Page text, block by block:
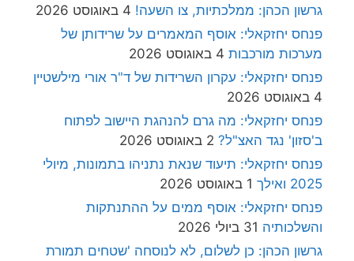
גרשון הכהן: ממלכתיות, צו השעה! 4 באוגוסט 2026
פנחס יחזקאלי: אוסף המאמרים על שרידותן של
מערכות מורכבות 4 באוגוסט 2026
פנחס יחזקאלי: עקרון השרידות של ד"ר אורי מילשטיין
4 באוגוסט 2026
פנחס יחזקאלי: מה גרם להנהגת היישוב לפתוח
ב'סזון' נגד האצ"ל? 2 באוגוסט 2026
פנחס יחזקאלי: תיעוד שנאת נתניהו בתמונות, מיולי
2025 ואילך
1 באוגוסט 2026
פנחס יחזקאלי: אוסף ממים על ההתנתקות
והשלכותיה 31 ביולי 2026
גרשון הכהן: כן לשלום, לא לנוסחה 'שטחים תמורת